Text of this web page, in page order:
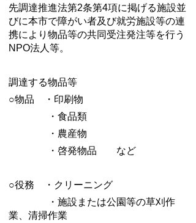
先調達推進法第2条第4項に掲げる施設並
びに本市で障がい者及び就労施設等の連
携により物品等の共同受注発注等を行う
NPO法人等。
調達する物品等
○物品 ・印刷物
・食品類
・農産物
・啓発物品 など
○役務 ・クリーニング
・施設または公園等の草刈作
業、清掃作業